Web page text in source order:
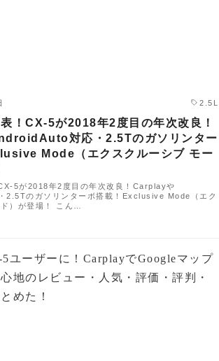
2.5L
！CX-5が2018年2度目の年次改良！
対応・2.5Tのガソリンター
Mode（エクスクルーシブ モー
5が2018年2度目の年次改良！Carplayや
2.5Tのガソリンターボ搭載！Exclusive Mode（エク
）が登場！ こん…